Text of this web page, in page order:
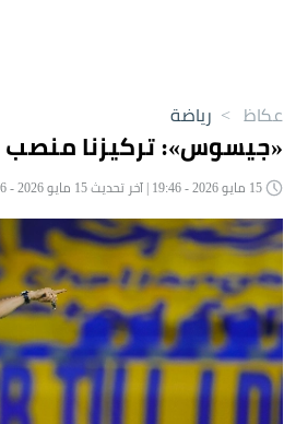
عكاظ > رياضة
«جيسوس»: تركيزنا منصب